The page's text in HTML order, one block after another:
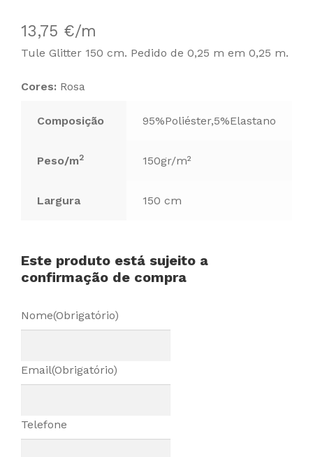
13,75 €/m
Tule Glitter 150 cm. Pedido de 0,25 m em 0,25 m.
Cores: Rosa
Composição 95%Poliéster,5%Elastano
Peso/m2 150gr/m²
Largura 150 cm
Este produto está sujeito a
confirmação de compra
Nome(Obrigatório)
Email(Obrigatório)
Telefone